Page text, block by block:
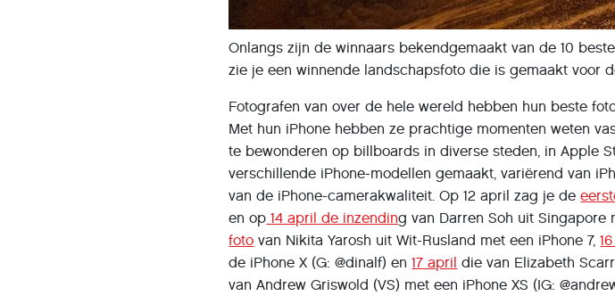
Onlangs zijn de winnaars bekendgemaakt van de 10
zie je een winnende landschapsfoto die is gemaakt voor
Fotografen van over de hele wereld hebben hun beste
Met hun iPhone hebben ze prachtige momenten weten
te bewonderen op billboards in diverse steden, in Apple
verschillende iPhone-modellen gemaakt, variërend van
van de iPhone-camerakwaliteit. Op 12 april zag je de
en op 14 april de inzending van Darren Soh uit Singapore
foto van Nikita Yarosh uit Wit-Rusland met een iPhone 7,
de iPhone X (G: @dinalf) en17 april die van Elizabeth
van Andrew Griswold (VS) met een iPhone XS (IG: